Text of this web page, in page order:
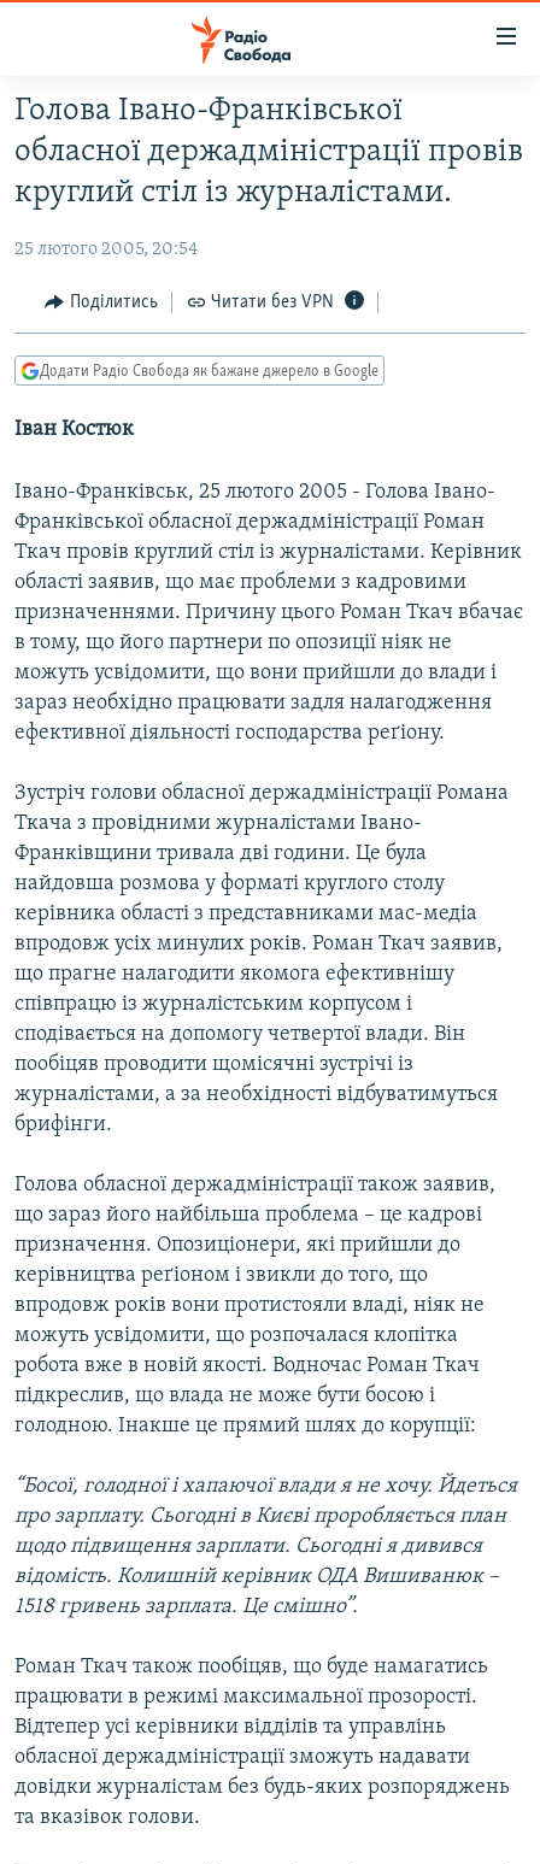
Перейти
до
основного
матеріалу
Перейти
до
навігації
Перейти
до
РАДІО СВОБОДА – 70 РОКІВ
СТАТТІ
ПОЛІТИКА
ЕКОНОМІКА
КУЛЬТУРА
СПОРТ
СВІТ
ВІЙНА
РОСІЙСЬКА «ФІЛЬТРАЦІЯ»
КРИМ.РЕАЛІЇ
ТИ ЯК?
КИТАЙ.ВИКЛИКИ
МУЛЬТИМЕДІА
ФОТО
СПЕЦПРОЄКТИ
ПОДКАСТИ
РУС
УКР
КТАТ
ДОЛУЧАЙСЯ!
Усі сайти RFE/RL
Голова Івано-Франківської
обласної держадміністрації провів
круглий стіл із журналістами.
25 лютого 2005, 20:54
Поділитись Читати без VPN
Додати Радіо Свобода як бажане джерело в Google
Іван Костюк
Івано-Франківськ, 25 лютого 2005 - Голова Івано-
Франківської обласної держадміністрації Роман
Ткач провів круглий стіл із журналістами. Керівник
області заявив, що має проблеми з кадровими
призначеннями. Причину цього Роман Ткач вбачає
в тому, що його партнери по опозиції ніяк не
можуть усвідомити, що вони прийшли до влади і
зараз необхідно працювати задля налагодження
ефективної діяльності господарства реґіону.
Зустріч голови обласної держадміністрації Романа
Ткача з провідними журналістами Івано-
Франківщини тривала дві години. Це була
найдовша розмова у форматі круглого столу
керівника області з представниками мас-медіа
впродовж усіх минулих років. Роман Ткач заявив,
що прагне налагодити якомога ефективнішу
співпрацю із журналістським корпусом і
сподівається на допомогу четвертої влади. Він
пообіцяв проводити щомісячні зустрічі із
журналістами, а за необхідності відбуватимуться
брифінги.
Голова обласної держадміністрації також заявив,
що зараз його найбільша проблема – це кадрові
призначення. Опозиціонери, які прийшли до
керівництва реґіоном і звикли до того, що
впродовж років вони протистояли владі, ніяк не
можуть усвідомити, що розпочалася клопітка
робота вже в новій якості. Водночас Роман Ткач
підкреслив, що влада не може бути босою і
голодною. Інакше це прямий шлях до корупції:
“Босої, голодної і хапаючої влади я не хочу. Йдеться
про зарплату. Сьогодні в Києві проробляється план
щодо підвищення зарплати. Сьогодні я дивився
відомість. Колишній керівник ОДА Вишиванюк –
1518 гривень зарплата. Це смішно”.
Роман Ткач також пообіцяв, що буде намагатись
працювати в режимі максимальної прозорості.
Відтепер усі керівники відділів та управлінь
обласної держадміністрації зможуть надавати
довідки журналістам без будь-яких розпоряджень
та вказівок голови.